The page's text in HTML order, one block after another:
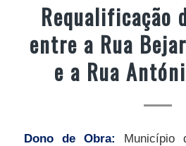
Requalificação
entre a Rua
e a Rua
Dono de Obra: